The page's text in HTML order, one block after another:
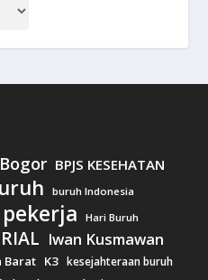
Bogor BPJS KESEHATAN
buruh Indonesia
Hari Buruh
Iwan Kusmawan
Barat K3 kesejahteraan buruh